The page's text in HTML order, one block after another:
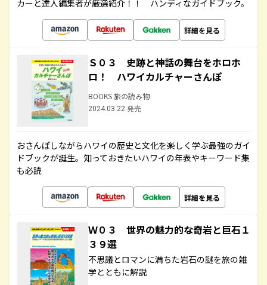
カーと達人編集者が厳選紹介！！ ハンディなガイドブック。
詳細を見る
Ｓ０３ 史跡と神話の舞台をホロホ
ロ！ ハワイカルチャーさんぽ
BOOKS 旅の読み物
2024.03.22 発売
おさんぽしながらハワイの歴史と文化を楽しく学ぶ最強のガイ
ドブックが誕生。知っておきたいハワイの年表やキーワード集
も必読
詳細を見る
Ｗ０３ 世界の魅力的な奇岩と巨石１
３９選
不思議とロマンに満ちた岩石の謎を旅の雑
学とともに解説